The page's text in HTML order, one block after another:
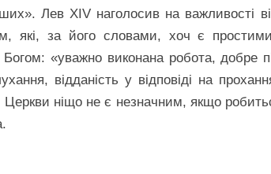
Лев XIV наголосив на важливості
які, за його словами, хоч є
«уважно виконана робота, добре
відданість у відповіді на
ніщо не є незначним, якщо